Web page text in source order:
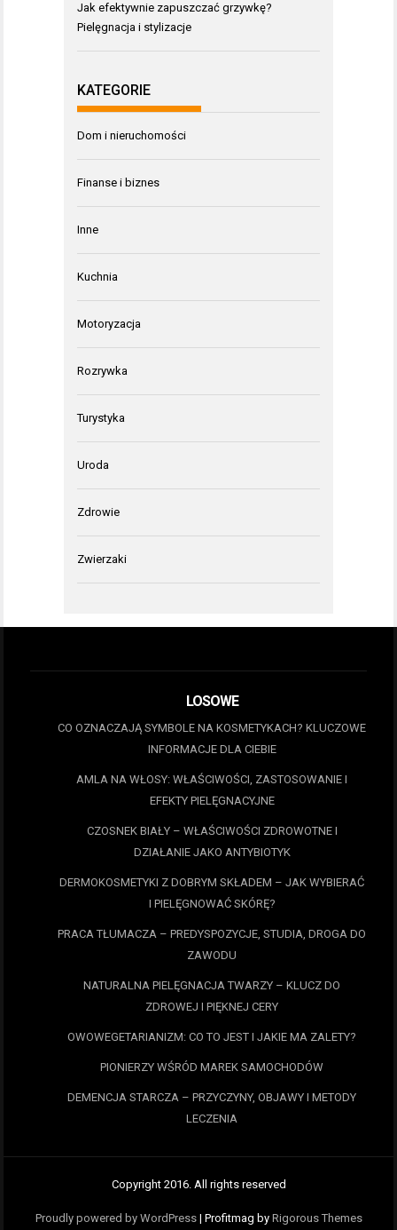
Jak efektywnie zapuszczać grzywkę?
Pielęgnacja i stylizacje
KATEGORIE
Dom i nieruchomości
Finanse i biznes
Inne
Kuchnia
Motoryzacja
Rozrywka
Turystyka
Uroda
Zdrowie
Zwierzaki
LOSOWE
CO OZNACZAJĄ SYMBOLE NA KOSMETYKACH? KLUCZOWE
INFORMACJE DLA CIEBIE
AMLA NA WŁOSY: WŁAŚCIWOŚCI, ZASTOSOWANIE I
EFEKTY PIELĘGNACYJNE
CZOSNEK BIAŁY – WŁAŚCIWOŚCI ZDROWOTNE I
DZIAŁANIE JAKO ANTYBIOTYK
DERMOKOSMETYKI Z DOBRYM SKŁADEM – JAK WYBIERAĆ
I PIELĘGNOWAĆ SKÓRĘ?
PRACA TŁUMACZA – PREDYSPOZYCJE, STUDIA, DROGA DO
ZAWODU
NATURALNA PIELĘGNACJA TWARZY – KLUCZ DO
ZDROWEJ I PIĘKNEJ CERY
OWOWEGETARIANIZM: CO TO JEST I JAKIE MA ZALETY?
PIONIERZY WŚRÓD MAREK SAMOCHODÓW
DEMENCJA STARCZA – PRZYCZYNY, OBJAWY I METODY
LECZENIA
Copyright 2016. All rights reserved
Proudly powered by WordPress | Profitmag by Rigorous Themes